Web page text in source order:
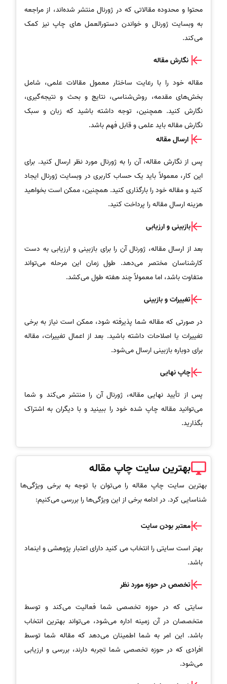
محتوا و محدوده مقالاتی که در ژورنال منتشر شده‌اند، از مراجعه
به وبسایت ژورنال و خواندن دستورالعمل های چاپ نیز کمک
می‌کند.
نگارش مقاله
مقاله خود را با رعایت ساختار معمول مقالات علمی، شامل
بخش‌های مقدمه، روش‌شناسی، نتایج و بحث و نتیجه‌گیری،
نگارش کنید. همچنین، توجه داشته باشید که زبان و سبک
نگارش مقاله باید علمی و قابل فهم باشد.
ارسال مقاله
پس از نگارش مقاله، آن را به ژورنال مورد نظر ارسال کنید. برای
این کار، معمولاً باید یک حساب کاربری در وبسایت ژورنال ایجاد
کنید و مقاله خود را بارگذاری کنید. همچنین، ممکن است بخواهید
هزینه ارسال مقاله را پرداخت کنید.
بازبینی و ارزیابی
بعد از ارسال مقاله، ژورنال آن را برای بازبینی و ارزیابی به دست
کارشناسان مختصر می‌دهد. طول زمان این مرحله می‌تواند
متفاوت باشد، اما معمولاً چند هفته طول می‌کشد.
تغییرات و بازبینی
در صورتی که مقاله شما پذیرفته شود، ممکن است نیاز به برخی
تغییرات یا اصلاحات داشته باشید. بعد از اعمال تغییرات، مقاله
برای دوباره بازبینی ارسال می‌شود.
چاپ نهایی
پس از تأیید نهایی مقاله، ژورنال آن را منتشر می‌کند و شما
می‌توانید مقاله چاپ شده خود را ببینید و با دیگران به اشتراک
بگذارید.
بهترین سایت چاپ مقاله
بهترین سایت چاپ مقاله را می‌توان با توجه به برخی ویژگی‌ها
شناسایی کرد. در ادامه برخی از این ویژگی‌ها را بررسی می‌کنیم:
معتبر بودن سایت
بهتر است سایتی را انتخاب می کنید دارای اعتبار پژوهشی و اینماد
باشد.
تخصص در حوزه مورد نظر
سایتی که در حوزه تخصصی شما فعالیت می‌کند و توسط
متخصصان در آن زمینه اداره می‌شود، می‌تواند بهترین انتخاب
باشد. این امر به شما اطمینان می‌دهد که مقاله شما توسط
افرادی که در حوزه تخصصی شما تجربه دارند، بررسی و ارزیابی
می‌شود.